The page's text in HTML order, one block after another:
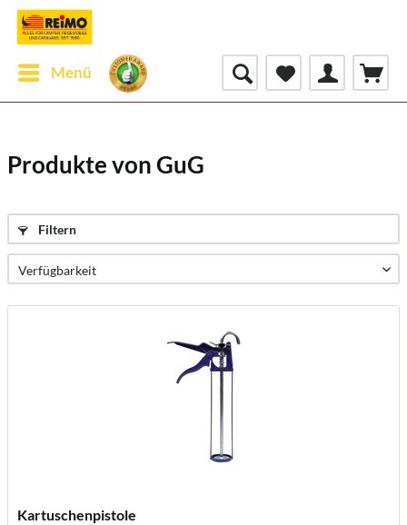
Menü
Produkte von GuG
Filtern
Kartuschenpistole